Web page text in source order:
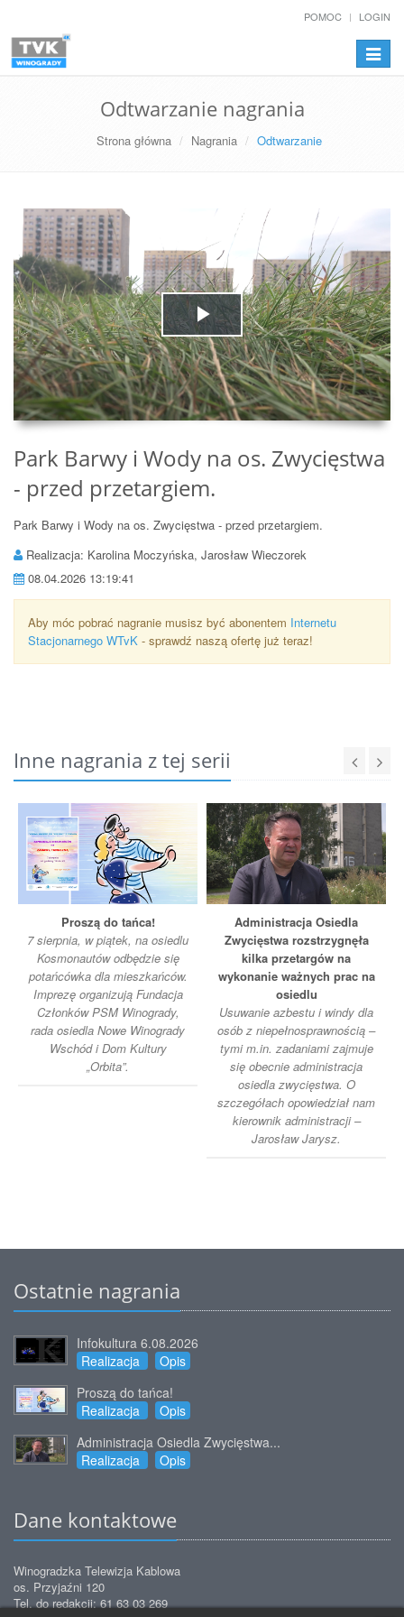
POMOC LOGIN
Odtwarzanie nagrania
Strona główna Nagrania Odtwarzanie
Play
Video
Park Barwy i Wody na os. Zwycięstwa
- przed przetargiem.
Park Barwy i Wody na os. Zwycięstwa - przed przetargiem.
Realizacja: Karolina Moczyńska, Jarosław Wieczorek
08.04.2026 13:19:41
Aby móc pobrać nagranie musisz być abonentem Internetu
Stacjonarnego WTvK - sprawdź naszą ofertę już teraz!
Inne nagrania z tej serii
Proszą do tańca!
7 sierpnia, w piątek, na osiedlu
Kosmonautów odbędzie się
potańcówka dla mieszkańców.
Imprezę organizują Fundacja
Członków PSM Winogrady,
rada osiedla Nowe Winogrady
Wschód i Dom Kultury
„Orbita”.
Administracja Osiedla
Zwycięstwa rozstrzygnęła
kilka przetargów na
wykonanie ważnych prac na
osiedlu
Usuwanie azbestu i windy dla
osób z niepełnosprawnością –
tymi m.in. zadaniami zajmuje
się obecnie administracja
osiedla zwycięstwa. O
szczegółach opowiedział nam
kierownik administracji –
Jarosław Jarysz.
Ostatnie nagrania
Infokultura 6.08.2026
Realizacja
Opis
Proszą do tańca!
Realizacja
Opis
Administracja Osiedla Zwycięstwa...
Realizacja
Opis
Dane kontaktowe
Winogradzka Telewizja Kablowa
os. Przyjaźni 120
Tel. do redakcji: 61 63 03 269